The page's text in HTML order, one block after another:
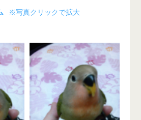
※写真クリックで拡大